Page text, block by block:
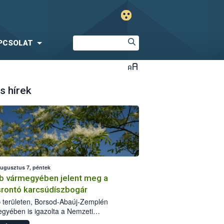
hírek
7, péntek
vármegyében jelent meg a
karcsúdíszbogár
területen, Borsod-Abaúj-Zemplén
is igazolta a Nemzeti
biztonsági Hivatal (Nébih) a